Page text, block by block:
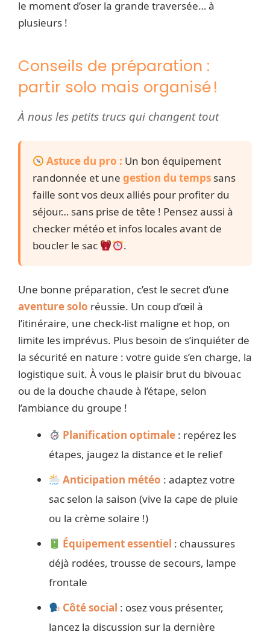
le moment d’oser la grande traversée… à
plusieurs !
Conseils de préparation :
partir solo mais organisé !
À nous les petits trucs qui changent tout
Astuce du pro : Un bon équipement
randonnée et une gestion du temps sans
faille sont vos deux alliés pour profiter du
séjour… sans prise de tête ! Pensez aussi à
checker météo et infos locales avant de
boucler le sac
.
Une bonne préparation, c’est le secret d’une
aventure solo réussie. Un coup d’œil à
l’itinéraire, une check-list maligne et hop, on
limite les imprévus. Plus besoin de s’inquiéter de
la sécurité en nature : votre guide s’en charge, la
logistique suit. À vous le plaisir brut du bivouac
ou de la douche chaude à l’étape, selon
l’ambiance du groupe !
Planification optimale : repérez les
étapes, jaugez la distance et le relief
Anticipation météo : adaptez votre
sac selon la saison (vive la cape de pluie
ou la crème solaire !)
Équipement essentiel : chaussures
déjà rodées, trousse de secours, lampe
frontale
Côté social : osez vous présenter,
lancez la discussion sur la dernière